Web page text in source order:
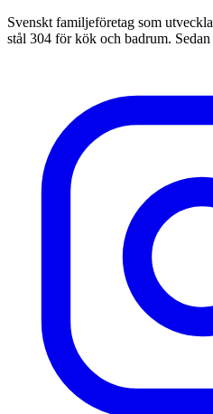
Svenskt familjeföretag som
stål 304 för kök och badrum. Sedan